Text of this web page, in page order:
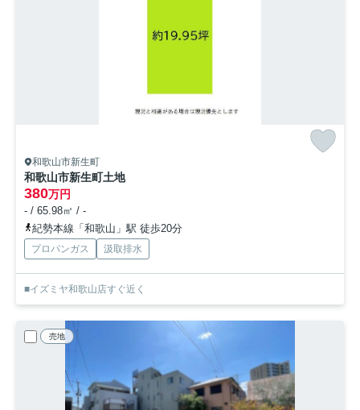
和歌山市新生町
和歌山市新生町土地
380万円
- / 65.98㎡ / -
紀勢本線「和歌山」駅 徒歩20分
プロパンガス 汲取排水
■イズミヤ和歌山店すぐ近く
売地